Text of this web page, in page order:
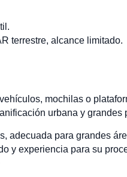
terrestre, alcance limitado.
mochilas o
urbana y grandes
adecuada para grandes
y experiencia para su